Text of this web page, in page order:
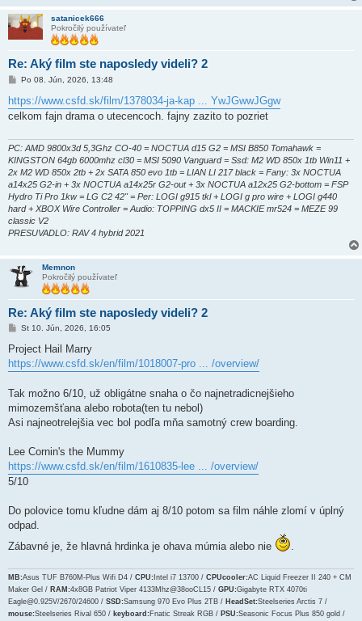
satanicek666
Pokročilý používateľ
Re: Aký film ste naposledy videli? 2
P
í
s
p
o
k
Po 08. Jún, 2026, 13:48
https://www.csfd.sk/film/1378034-ja-kap ... YwJGwwJGgw
celkom fajn drama o utecencoch. fajny zazito to pozriet
PC: AMD 9800x3d 5,3Ghz CO-40 = NOCTUA d15 G2 = MSI B850 Tomahawk =
KINGSTON 64gb 6000mhz cl30 = MSI 5090 Vanguard = Ssd: M2 WD 850x 1tb Win11 +
2x M2 WD 850x 2tb + 2x SATA 850 evo 1tb = LIAN LI 217 black = Fany: 3x NOCTUA
a14x25 G2-in + 3x NOCTUA a14x25r G2-out + 3x NOCTUA a12x25 G2-bottom = FSP
Hydro Ti Pro 1kw = LG C2 42" = Per: LOGI g915 tkl + LOGI g pro wire + LOGI g440
hard + XBOX Wire Controller = Audio: TOPPING dx5 II = MACKIE mr524 = MEZE 99
classic V2
PRESUVADLO: RAV 4 hybrid 2021
Memnon
Pokročilý používateľ
Re: Aký film ste naposledy videli? 2
P
í
p
o
k
St 10. Jún, 2026, 16:05
Project Hail Marry
https://www.csfd.sk/en/film/1018007-pro ... /overview/
Tak možno 6/10, už obligátne snaha o čo najnetradicnejšieho
mimozemšťana alebo robota(ten tu nebol)
Asi najneotrelejšia vec bol podľa mňa samotný crew boarding.
Lee Cornin's the Mummy
https://www.csfd.sk/en/film/1610835-lee ... /overview/
5/10
Do polovice tomu kľudne dám aj 8/10 potom sa film náhle zlomí v úplný
odpad.
Zábavné je, že hlavná hrdinka je ohava múmia alebo nie
.
MB:Asus TUF B760M-Plus Wifi D4 / CPU: Intel i7 13700 / CPUcooler:AC Liquid Freezer II 240 + CM
Maker Gel / RAM:4x8GB Patriot Viper 4133Mhz@38ooCL15 / GPU:Gigabyte RTX 4070ti
Eagle@0.925V/2670/24600 / SSD:Samsung 970 Evo Plus 2TB / HeadSet:Steelseries Arctis 7 /
mouse:Steelseries Rival 650 / keyboard:Fnatic Streak RGB / PSU:Seasonic Focus Plus 850 gold /